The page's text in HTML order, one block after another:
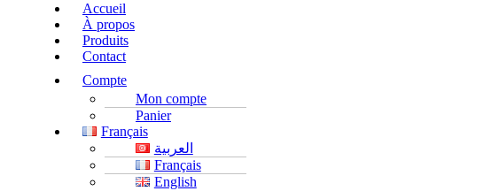
Accueil
À propos
Produits
Contact
Compte
Mon compte
Panier
Français
العربية
Français
English